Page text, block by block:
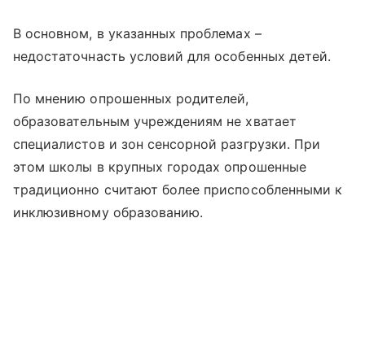
В основном, в указанных проблемах –
недостаточнасть условий для особенных детей.
По мнению опрошенных родителей,
образовательным учреждениям не хватает
специалистов и зон сенсорной разгрузки. При
этом школы в крупных городах опрошенные
традиционно считают более приспособленными к
инклюзивному образованию.